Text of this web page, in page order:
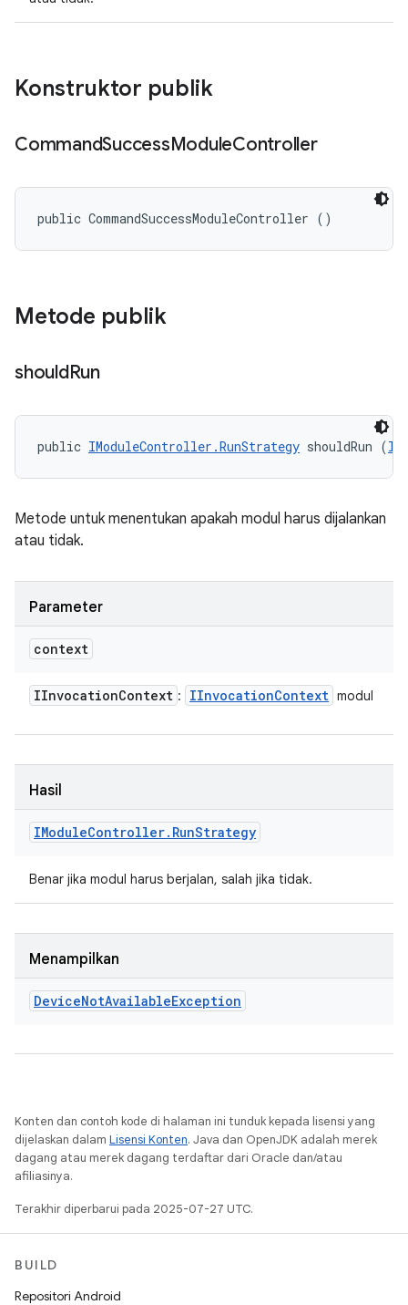
Konstruktor publik
CommandSuccessModuleController
public CommandSuccessModuleController ()
Metode publik
shouldRun
public IModuleController.RunStrategy shouldRun (
Metode untuk menentukan apakah modul harus dijalankan
atau tidak.
Parameter
context
IInvocationContext : IInvocationContext modul
Hasil
IModuleController. RunStrategy
Benar jika modul harus berjalan, salah jika tidak.
Menampilkan
DeviceNotAvailableException
Konten dan contoh kode di halaman ini tunduk kepada lisensi yang
dijelaskan dalam Lisensi Konten. Java dan OpenJDK adalah merek
dagang atau merek dagang terdaftar dari Oracle dan/atau
afiliasinya.
Terakhir diperbarui pada 2025-07-27 UTC.
BUILD
Repositori Android